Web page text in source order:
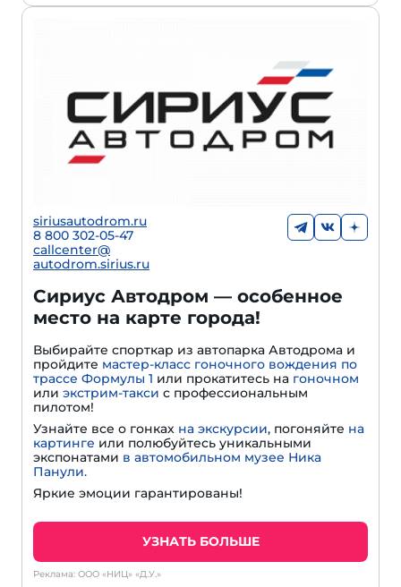
siriusautodrom.ru
8 800 302-05-47
callcenter@
autodrom.sirius.ru
Сириус Автодром — особенное
место на карте города!
Выбирайте спорткар из автопарка Автодрома и
пройдите мастер-класс гоночного вождения по
трассе Формулы 1 или прокатитесь на гоночном
или экстрим-такси с профессиональным
пилотом!
Узнайте все о гонках на экскурсии, погоняйте на
картинге или полюбуйтесь уникальными
экспонатами в автомобильном музее Ника
Панули.
Яркие эмоции гарантированы!
УЗНАТЬ БОЛЬШЕ
Реклама: ООО «НИЦ» «Д.У.»